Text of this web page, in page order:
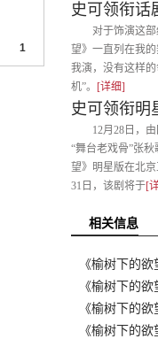
1
史可领衔话
对于饰演这
望》一直列在我
我演，没有这样
机”。 [详细]
史可领衔明
12月28日，
“舞台老戏骨”张
望》明星版在北
31日，该剧将于[
相关信息
《榆树下的
《榆树下的
《榆树下的
《榆树下的